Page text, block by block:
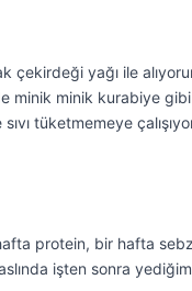
çekirdeği yağı ile
minik minik kurabiye
tüketmemeye
protein, bir hafta
işten sonra